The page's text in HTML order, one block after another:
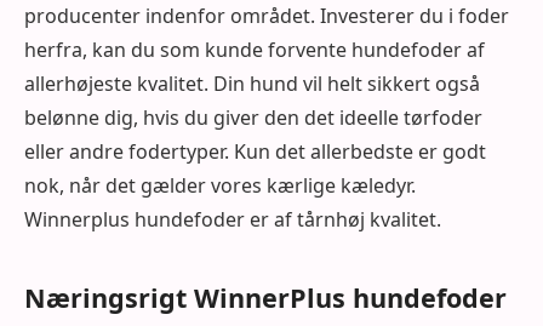
producenter indenfor området. Investerer du i foder
herfra, kan du som kunde forvente hundefoder af
allerhøjeste kvalitet. Din hund vil helt sikkert også
belønne dig, hvis du giver den det ideelle tørfoder
eller andre fodertyper. Kun det allerbedste er godt
nok, når det gælder vores kærlige kæledyr.
Winnerplus hundefoder er af tårnhøj kvalitet.
Næringsrigt WinnerPlus hundefoder